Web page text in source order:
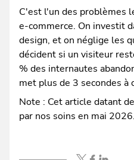
C'est l'un des problèmes
e-commerce. On investit
design, et on néglige les
décident si un visiteur
% des internautes
met plus de 3 secondes à
Note : Cet article datant
par nos soins en mai 2026.